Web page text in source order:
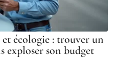
écologie : trouver un
exploser son budget